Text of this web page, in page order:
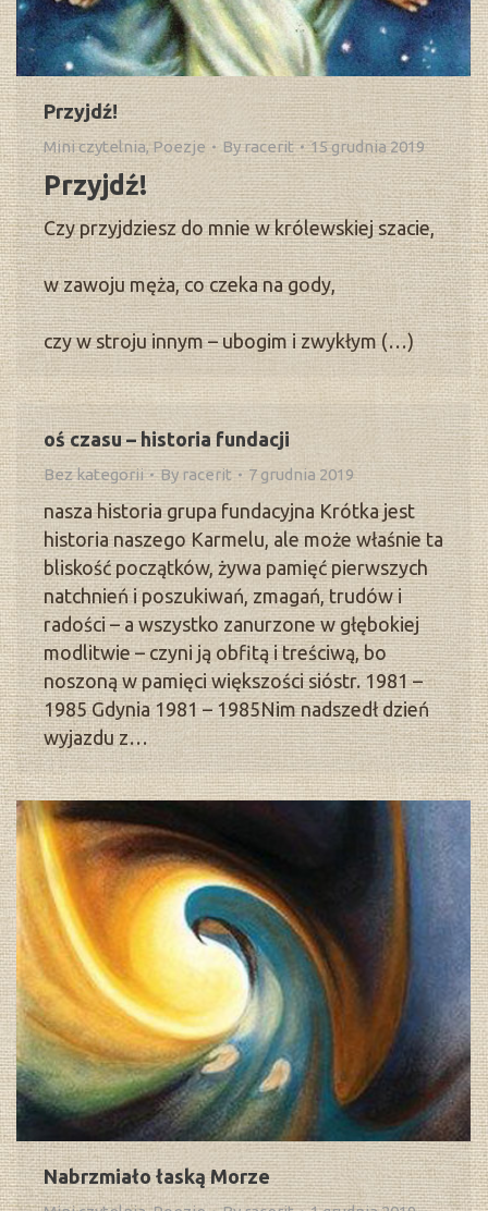
Przyjdź!
Mini czytelnia, Poezje Byracerit 15 grudnia 2019
Przyjdź!
Czy przyjdziesz do mnie w królewskiej szacie,
w zawoju męża, co czeka na gody,
czy w stroju innym – ubogim i zwykłym (…)
oś czasu – historia fundacji
Bez kategorii By racerit 7 grudnia 2019
nasza historia grupa fundacyjna Krótka jest
historia naszego Karmelu, ale może właśnie ta
bliskość początków, żywa pamięć pierwszych
natchnień i poszukiwań, zmagań, trudów i
radości – a wszystko zanurzone w głębokiej
modlitwie – czyni ją obfitą i treściwą, bo
noszoną w pamięci większości sióstr. 1981 –
1985 Gdynia 1981 – 1985Nim nadszedł dzień
wyjazdu z…
Nabrzmiało łaską Morze